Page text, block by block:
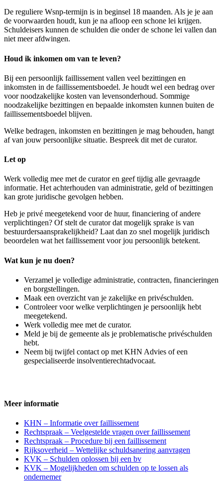
De reguliere Wsnp-termijn is in beginsel 18 maanden. Als je je aan
de voorwaarden houdt, kun je na afloop een schone lei krijgen.
Schuldeisers kunnen de schulden die onder de schone lei vallen dan
niet meer afdwingen.
Houd ik inkomen om van te leven?
Bij een persoonlijk faillissement vallen veel bezittingen en
inkomsten in de faillissementsboedel. Je houdt wel een bedrag over
voor noodzakelijke kosten van levensonderhoud. Sommige
noodzakelijke bezittingen en bepaalde inkomsten kunnen buiten de
faillissementsboedel blijven.
Welke bedragen, inkomsten en bezittingen je mag behouden, hangt
af van jouw persoonlijke situatie. Bespreek dit met de curator.
Let op
Werk volledig mee met de curator en geef tijdig alle gevraagde
informatie. Het achterhouden van administratie, geld of bezittingen
kan grote juridische gevolgen hebben.
Heb je privé meegetekend voor de huur, financiering of andere
verplichtingen? Of stelt de curator dat mogelijk sprake is van
bestuurdersaansprakelijkheid? Laat dan zo snel mogelijk juridisch
beoordelen wat het faillissement voor jou persoonlijk betekent.
Wat kun je nu doen?
Verzamel je volledige administratie, contracten, financieringen
en borgstellingen.
Maak een overzicht van je zakelijke en privéschulden.
Controleer voor welke verplichtingen je persoonlijk hebt
meegetekend.
Werk volledig mee met de curator.
Meld je bij de gemeente als je problematische privéschulden
hebt.
Neem bij twijfel contact op met KHN Advies of een
gespecialiseerde insolventierechtadvocaat.
Meer informatie
KHN – Informatie over faillissement
Rechtspraak – Veelgestelde vragen over faillissement
Rechtspraak – Procedure bij een faillissement
Rijksoverheid – Wettelijke schuldsanering aanvragen
KVK – Schulden oplossen bij een bv
KVK – Mogelijkheden om schulden op te lossen als
ondernemer